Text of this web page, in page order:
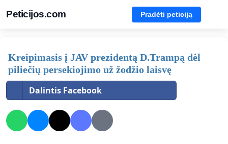
Peticijos.com Pradėti peticiją
Kreipimasis į JAV prezidentą D.Trampą dėl
piliečių persekiojimo už žodžio laisvę
Dalintis Facebook